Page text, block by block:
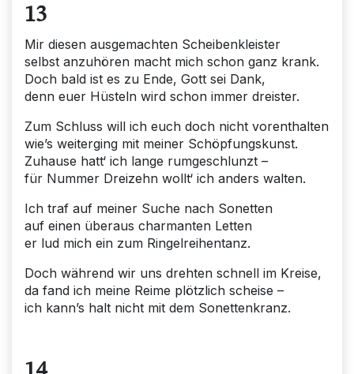
13
Mir diesen ausgemachten Scheibenkleister
selbst anzuhören macht mich schon ganz krank.
Doch bald ist es zu Ende, Gott sei Dank,
denn euer Hüsteln wird schon immer dreister.
Zum Schluss will ich euch doch nicht vorenthalten
wie’s weiterging mit meiner Schöpfungskunst.
Zuhause hatt‘ ich lange rumgeschlunzt –
für Nummer Dreizehn wollt‘ ich anders walten.
Ich traf auf meiner Suche nach Sonetten
auf einen überaus charmanten Letten
er lud mich ein zum Ringelreihentanz.
Doch während wir uns drehten schnell im Kreise,
da fand ich meine Reime plötzlich scheise –
ich kann’s halt nicht mit dem Sonettenkranz.